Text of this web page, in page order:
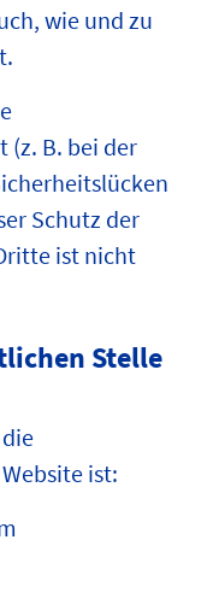
wie und zu
(z. B. bei der
Schutz der
ist nicht
Stelle
ist: